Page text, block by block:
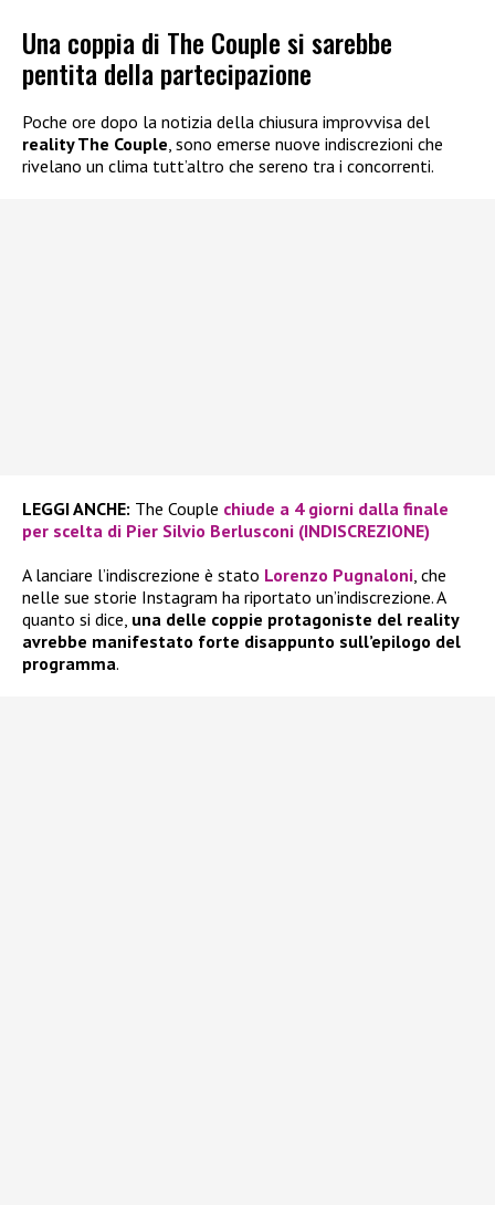
Una coppia di The Couple si sarebbe
pentita della partecipazione
Poche ore dopo la notizia della chiusura improvvisa del
reality The Couple, sono emerse nuove indiscrezioni che
rivelano un clima tutt’altro che sereno tra i concorrenti.
LEGGI ANCHE: The Couple chiude a 4 giorni dalla finale
per scelta di Pier Silvio Berlusconi (INDISCREZIONE)
A lanciare l’indiscrezione è stato Lorenzo Pugnaloni, che
nelle sue storie Instagram ha riportato un’indiscrezione. A
quanto si dice, una delle coppie protagoniste del reality
avrebbe manifestato forte disappunto sull’epilogo del
programma.